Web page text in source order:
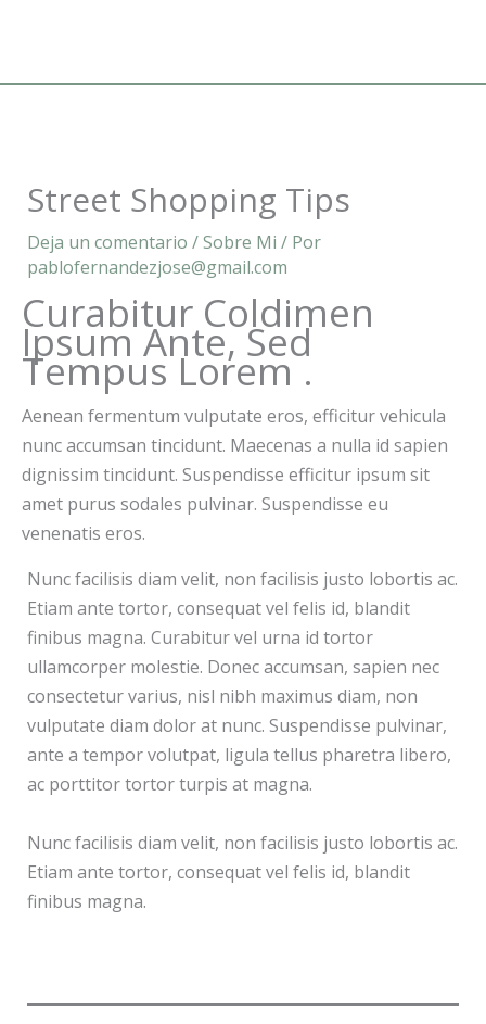
Street Shopping Tips
Deja un comentario /Sobre Mi / Por
pablofernandezjose@gmail.com
Curabitur Coldimen
Ipsum Ante, Sed
Tempus Lorem .
Aenean fermentum vulputate eros, efficitur vehicula
nunc accumsan tincidunt. Maecenas a nulla id sapien
dignissim tincidunt. Suspendisse efficitur ipsum sit
amet purus sodales pulvinar. Suspendisse eu
venenatis eros.
Nunc facilisis diam velit, non facilisis justo lobortis ac.
Etiam ante tortor, consequat vel felis id, blandit
finibus magna. Curabitur vel urna id tortor
ullamcorper molestie. Donec accumsan, sapien nec
consectetur varius, nisl nibh maximus diam, non
vulputate diam dolor at nunc. Suspendisse pulvinar,
ante a tempor volutpat, ligula tellus pharetra libero,
ac porttitor tortor turpis at magna.
Nunc facilisis diam velit, non facilisis justo lobortis ac.
Etiam ante tortor, consequat vel felis id, blandit
finibus magna.